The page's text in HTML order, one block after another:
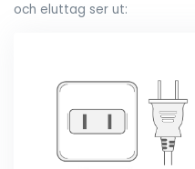
och eluttag ser ut: